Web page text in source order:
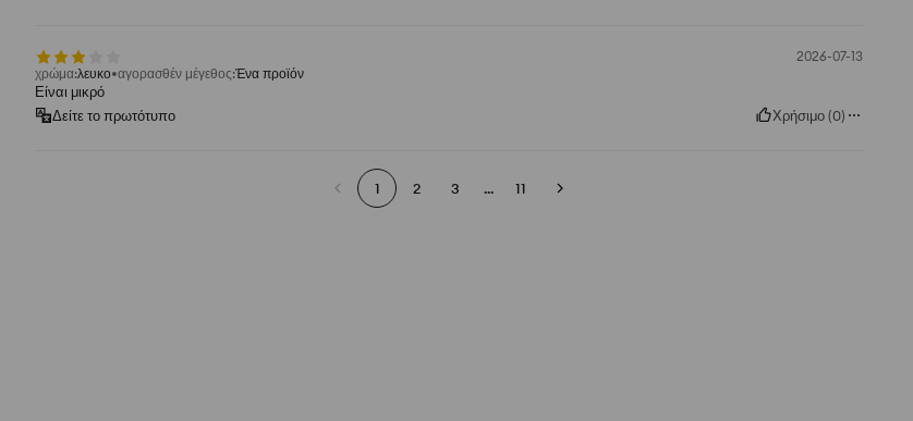
2026-07-13
χρώμα:λευκο αγορασθέν μέγεθος:Ένα προϊόν
Είναι μικρό
Δείτε το πρωτότυπο
Χρήσιμο(0)
1 2 3 ... 11